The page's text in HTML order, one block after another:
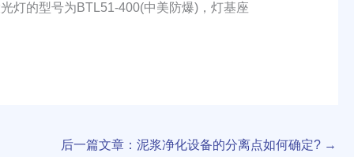
的型号为BTL51-400(中美防爆)，灯基座
后一篇文章：泥浆净化设备的分离点如何确定? →